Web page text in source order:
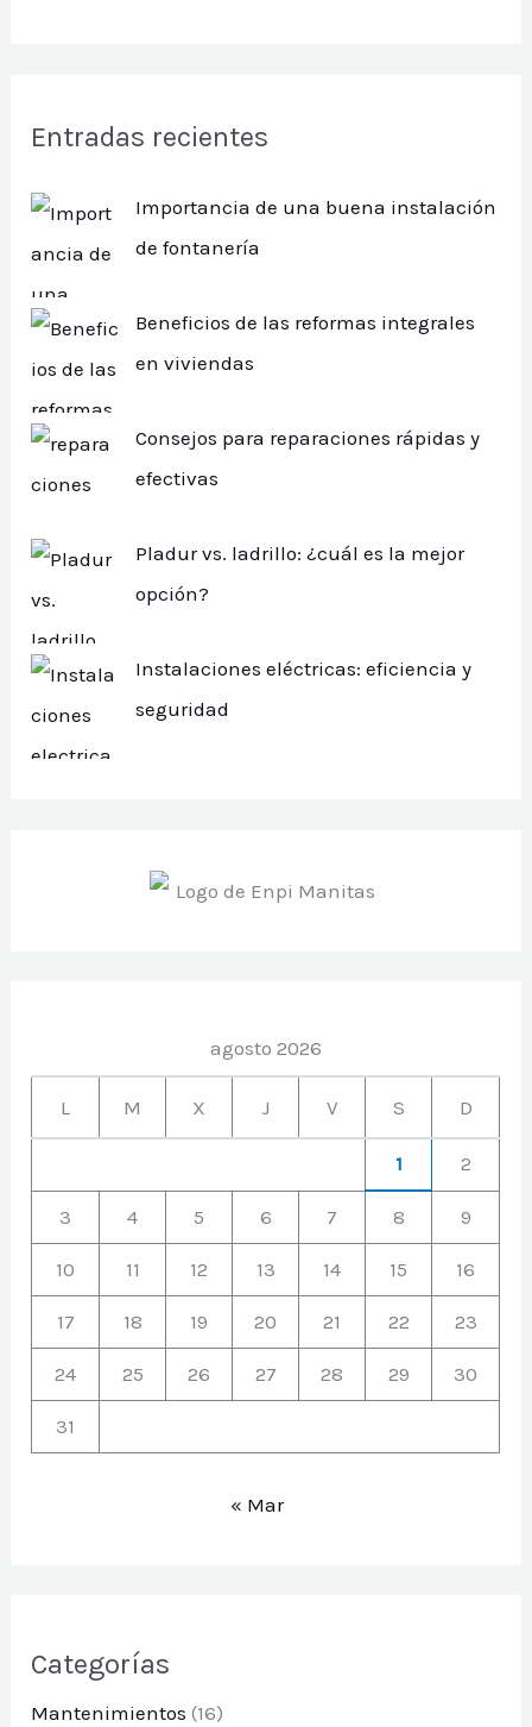
Entradas recientes
Importancia de una buena instalación
de fontanería
Beneficios de las reformas integrales
en viviendas
Consejos para reparaciones rápidas y
efectivas
Pladur vs. ladrillo: ¿cuál es la mejor
opción?
Instalaciones eléctricas: eficiencia y
seguridad
agosto 2026
L M X J V S D
1 2
3 4 5 6 7 8 9
10 11 12 13 14 15 16
17 18 19 20 21 22 23
24 25 26 27 28 29 30
31
« Mar
Categorías
Mantenimientos (16)